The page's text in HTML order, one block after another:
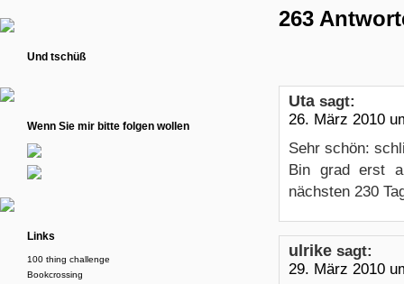
263
Uta sagt:
26. März 2010
Sehr schön:
Bin grad erst
nächsten 230
ulrike sagt:
29. März 2010
Und tschüß
Wenn Sie mir bitte folgen wollen
Links
100 thing challenge
Bookcrossing